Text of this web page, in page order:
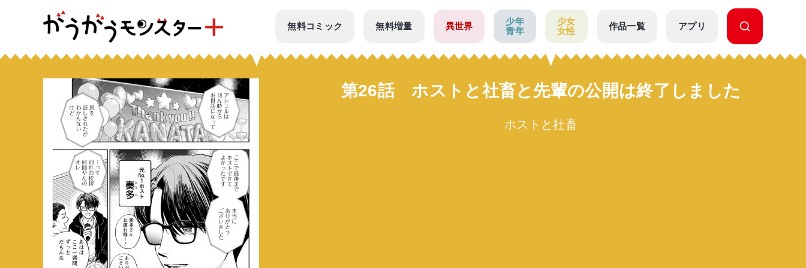
無料コミック 無料増量 異世界
少年
青年
少女
女性
作品一覧 アプリ
第26話 ホストと社畜と先輩の公開は終了しました
ホストと社畜